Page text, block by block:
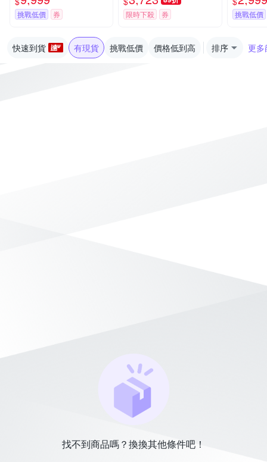
XA0371116
挑戰低價 券 限時下殺 券
m
挑戰低價
快速到貨 有現貨 挑戰低價 價格低到高 排序 更多
找不到商品嗎？換換其他條件吧！